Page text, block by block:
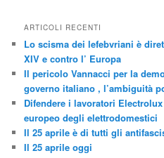
ARTICOLI RECENTI
Lo scisma dei lefebvriani è
XIV e contro l’ Europa
Il pericolo Vannacci per la
governo italiano , l’ambiguità
Difendere i lavoratori
europeo degli elettrodomestici
Il 25 aprile è di tutti gli
Il 25 aprile oggi